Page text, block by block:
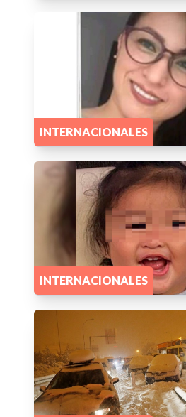
INTERNACIONALES
INTERNACIONALES